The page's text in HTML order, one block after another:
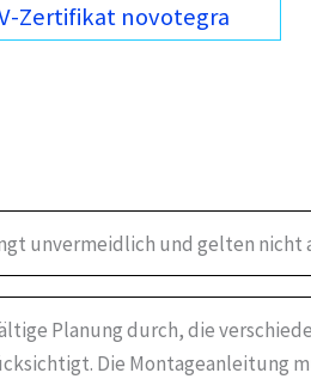
Zertifikat novotegra
unvermeidlich und gelten nicht
Planung durch, die
Die Montageanleitung